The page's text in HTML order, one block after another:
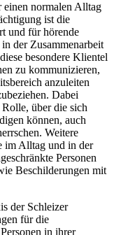
normalen Alltag
ist die
und für hörende
der Zusammenarbeit
besondere Klientel
zu kommunizieren,
anzuleiten
Dabei
über die sich
können, auch
Weitere
im Alltag und in der
Personen
Beschilderungen mit
der Schleizer
für die
in ihrer